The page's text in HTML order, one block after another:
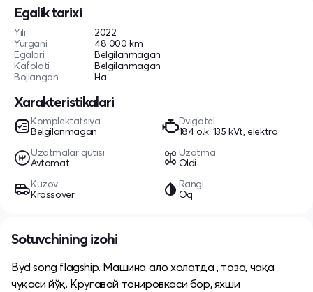
Egalik tarixi
Yili
2022
Yurgani
48 000 km
Egalari
Belgilanmagan
Kafolati
Belgilanmagan
Bojlangan
Ha
Xarakteristikalari
Komplektatsiya
Belgilanmagan
Dvigatel
184 o.k. 135 kVt, elektro
Uzatmalar qutisi
Avtomat
Uzatma
Oldi
Kuzov
Krossover
Rangi
Oq
Sotuvchining izohi
Byd song flagship. Машина ало холатда , тоза, чақа
чуқаси йўқ. Кругавой тонировкаси бор, яхши